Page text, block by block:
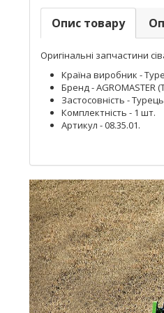
Опис товару
Оригінальні запчастини
Країна виробник -
Бренд - AGROMASTER
Застосовність -
Комплектність - 1 шт.
Артикул - 08.35.01.